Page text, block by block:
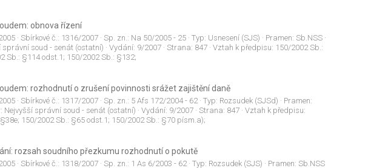
obnova řízení
· Sbírkové č.: 1316/2007· Sp. zn.: Na 50/2005 - 25· Typ: Usnesení (SJS) · Pramen: Sb.NSS·
správní soud - senát (ostatní) · Vydání: 9/2007· Strana: 847· Vztah k předpisu: 150/2002 Sb.:
Sb.: §114 odst.1; 150/2002 Sb.: §132;
rozhodnutí o zrušení povinnosti srážet zajištění daně
· Sbírkové č.: 1317/2007· Sp. zn.: 5 Afs 172/2004 - 62· Typ: Rozsudek (SJSd) · Pramen:
Nejvyšší správní soud - senát (ostatní) · Vydání: 9/2007· Strana: 847· Vztah k předpisu:
150/2002 Sb.: §65 odst.1; 150/2002 Sb.: §70 písm.a);
rozsah soudního přezkumu rozhodnutí o pokutě
· Sbírkové č.: 1318/2007· Sp. zn.: 1 As 6/2003 - 62· Typ: Rozsudek (SJS) · Pramen: Sb.NSS